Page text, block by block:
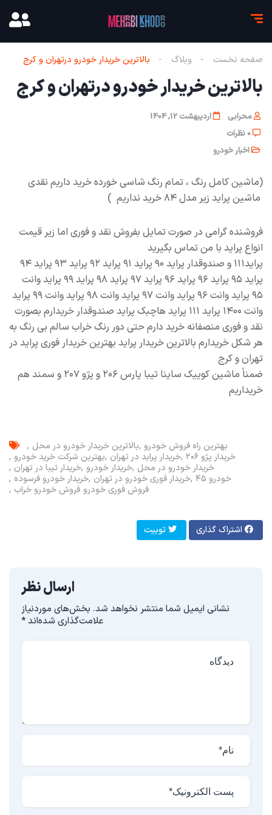
صفحه نخست وبلاگ بالاترین خریدار خودرو درتهران و کرج
بالاترین خریدار خودرو درتهران و کرج
محرابی
اردیبهشت 12, 1404
0 نظرات
اخبار خودرو
(ماشین کامل رنگ ، تمام رنگ شاسی خورده خرید داریم نقدی
ماشین پراید زیر مدل ۸۴ خرید نداریم )
فروشنده گرامی در صورت تمایل بفروش نقد و فوری اما زیر قیمت
انواع پراید با من تماس بگیرید
پراید۱۱۱ و صندوقدار پراید ۹۰ پراید ۹۱ پراید ۹۲ پراید ۹۳ پراید ۹۴
پراید ۹۵ پراید ۹۶ پراید ۹۶ پراید ۹۷ پراید ۹۸ پراید ۹۹ پراید وانت
۹۵ پراید وانت ۹۶ پراید وانت ۹۷ پراید وانت ۹۸ پراید وانت ۹۹ پراید
وانت ۱۴۰۰ پراید ۱۱۱ پراید هاچبک پراید صندوقدار خریدارم بصورت
نقد و فوری منصفانه خرید دارم حتی دور رنگ خراب سالم بی رنگ به
هر شکل خریدارم بالاترین خریدار پراید بهترین خریدار فوری پراید در
تهران و کرج
ضمناً ماشین کوییک ساینا تیبا پارس ۲۰۶ و پژو ۲۰۷ و سمند هم
خریداریم
بالاترین خریدار خودرو در محل بهترین راه فروش خودرو
بهترین شرکت خرید خودرو خریدار پراید در تهران
خریدار پژو ۲۰۶
خریدار تیبا در تهران خریدار خودرو خریدار خودرو در محل
خریدار خودرو فرسوده خریدار فوری خودرو در تهران
خودرو ۴۵
فروش خودرو خراب فروش فوری خودرو
اشتراک گذاری توییت
ارسال نظر
نشانی ایمیل شما منتشر نخواهد شد. بخش‌های موردنیاز
علامت‌گذاری شده‌اند*